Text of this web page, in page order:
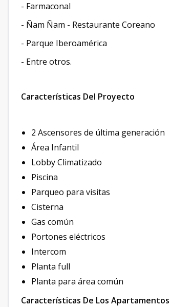
- Farmaconal
- Ñam Ñam - Restaurante Coreano
- Parque Iberoamérica
- Entre otros.
Características Del Proyecto
2 Ascensores de última generación
Área Infantil
Lobby Climatizado
Piscina
Parqueo para visitas
Cisterna
Gas común
Portones eléctricos
Intercom
Planta full
Planta para área común
Características De Los Apartamentos